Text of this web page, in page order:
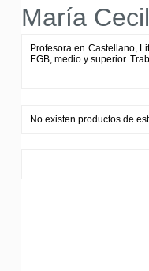
María
Profesora en Castellano,
EGB, medio y superior.
No existen productos de